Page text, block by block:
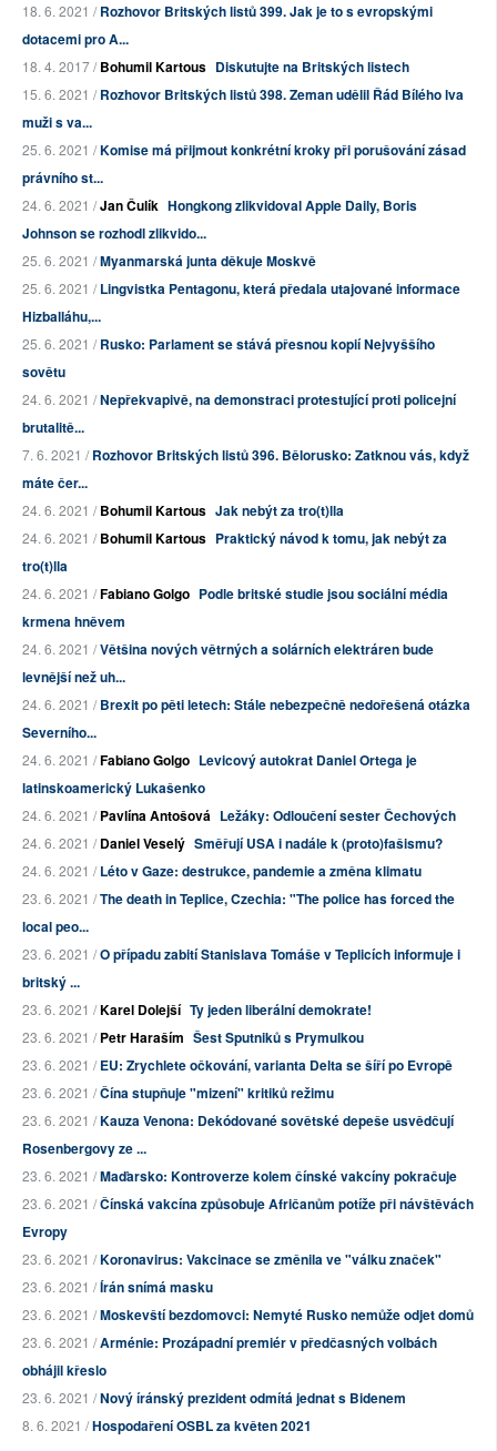
18. 6. 2021 /Rozhovor Britských listů 399. Jak je to s evropskými
dotacemi pro A...
18. 4. 2017 /Bohumil Kartous Diskutujte na Britských listech
15. 6. 2021 /Rozhovor Britských listů 398. Zeman udělil Řád Bílého lva
muži s va...
25. 6. 2021 /Komise má přijmout konkrétní kroky při porušování zásad
právního st...
24. 6. 2021 /Jan Čulík Hongkong zlikvidoval Apple Daily, Boris
Johnson se rozhodl zlikvido...
25. 6. 2021 /Myanmarská junta děkuje Moskvě
25. 6. 2021 /Lingvistka Pentagonu, která předala utajované informace
Hizballáhu,...
25. 6. 2021 /Rusko: Parlament se stává přesnou kopií Nejvyššího
sovětu
24. 6. 2021 /Nepřekvapivě, na demonstraci protestující proti policejní
brutalitě...
7. 6. 2021 /Rozhovor Britských listů 396. Bělorusko: Zatknou vás, když
máte čer...
24. 6. 2021 /Bohumil Kartous Jak nebýt za tro(t)lla
24. 6. 2021 /Bohumil Kartous Praktický návod k tomu, jak nebýt za
tro(t)lla
24. 6. 2021 /Fabiano Golgo Podle britské studie jsou sociální média
krmena hněvem
24. 6. 2021 /Většina nových větrných a solárních elektráren bude
levnější než uh...
24. 6. 2021 /Brexit po pěti letech: Stále nebezpečně nedořešená otázka
Severního...
24. 6. 2021 /Fabiano Golgo Levicový autokrat Daniel Ortega je
latinskoamerický Lukašenko
24. 6. 2021 /Pavlína Antošová Ležáky: Odloučení sester Čechových
24. 6. 2021 /Daniel Veselý Směřují USA i nadále k (proto)fašismu?
24. 6. 2021 /Léto v Gaze: destrukce, pandemie a změna klimatu
23. 6. 2021 /The death in Teplice, Czechia: "The police has forced the
local peo...
23. 6. 2021 /O případu zabití Stanislava Tomáše v Teplicích informuje i
britský ...
23. 6. 2021 /Karel Dolejší Ty jeden liberální demokrate!
23. 6. 2021 /Petr Haraším Šest Sputniků s Prymulkou
23. 6. 2021 /EU: Zrychlete očkování, varianta Delta se šíří po Evropě
23. 6. 2021 /Čína stupňuje "mizení" kritiků režimu
23. 6. 2021 /Kauza Venona: Dekódované sovětské depeše usvědčují
Rosenbergovy ze ...
23. 6. 2021 /Maďarsko: Kontroverze kolem čínské vakcíny pokračuje
23. 6. 2021 /Čínská vakcína způsobuje Afričanům potíže při návštěvách
Evropy
23. 6. 2021 /Koronavirus: Vakcinace se změnila ve "válku značek"
23. 6. 2021 /Írán snímá masku
23. 6. 2021 /Moskevští bezdomovci: Nemyté Rusko nemůže odjet domů
23. 6. 2021 /Arménie: Prozápadní premiér v předčasných volbách
obhájil křeslo
23. 6. 2021 /Nový íránský prezident odmítá jednat s Bidenem
8. 6. 2021 /Hospodaření OSBL za květen 2021